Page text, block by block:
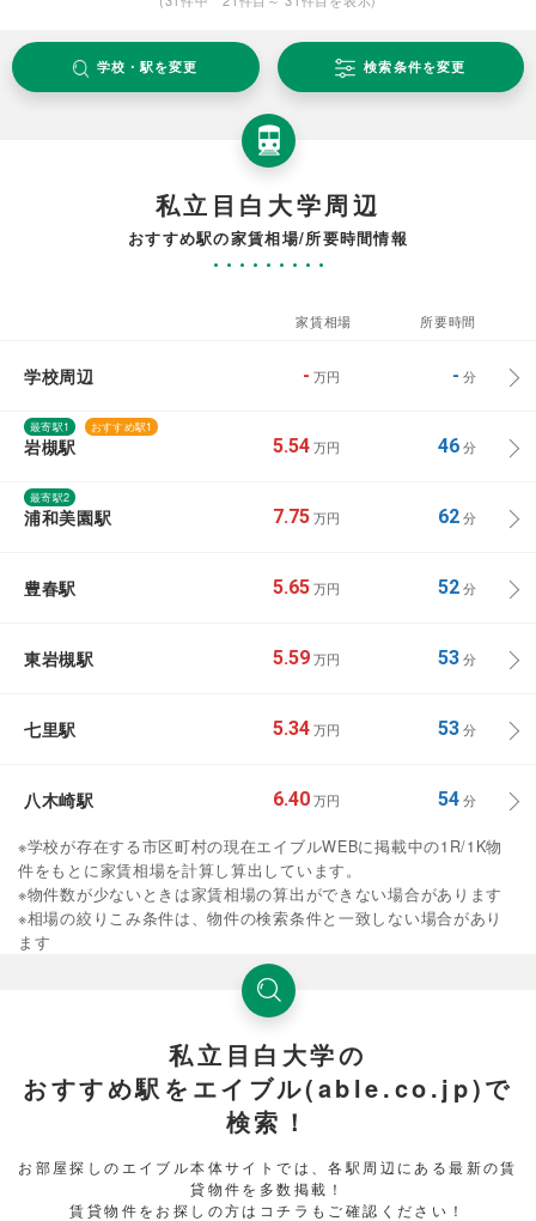
学校・駅を変更 検索条件を変更
私立目白大学周辺
おすすめ駅の家賃相場/所要時間情報
家賃相場 所要時間
学校周辺 - 万円 - 分
最寄駅1 おすすめ駅1
岩槻駅 5.54 万円 46分
最寄駅2
浦和美園駅 7.75 万円 62分
豊春駅 5.65 万円 52分
東岩槻駅 5.59 万円 53分
七里駅 5.34 万円 53分
八木崎駅 6.40 万円 54分
※学校が存在する市区町村の現在エイブルWEBに掲載中の1R/1K物
件をもとに家賃相場を計算し算出しています。
※物件数が少ないときは家賃相場の算出ができない場合があります
※相場の絞りこみ条件は、物件の検索条件と一致しない場合があり
ます
私立目白大学の
おすすめ駅をエイブル(able.co.jp)で
検索！
お部屋探しのエイブル本体サイトでは、各駅周辺にある最新の賃
貸物件を多数掲載！
賃貸物件をお探しの方はコチラもご確認ください！